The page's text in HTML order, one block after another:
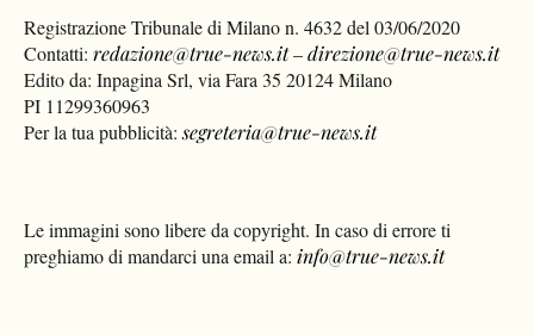
Registrazione Tribunale di Milano n. 4632 del 03/06/2020
Contatti:redazione@true-news.it–direzione@true-news.it
Edito da: Inpagina Srl, via Fara 35 20124 Milano
PI 11299360963
Per la tua pubblicità:segreteria@true-news.it
Le immagini sono libere da copyright. In caso di errore ti
preghiamo di mandarci una email a: info@true-news.it